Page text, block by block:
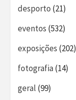
desporto (21)
eventos (532)
exposições (202)
fotografia(14)
geral (99)